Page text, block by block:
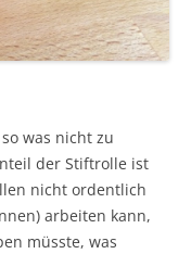
was nicht zu
der Stiftrolle ist
nicht ordentlich
arbeiten kann,
müsste, was